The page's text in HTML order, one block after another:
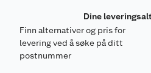
Dine
Finn alternativer og pris for
levering ved å søke på ditt
postnummer